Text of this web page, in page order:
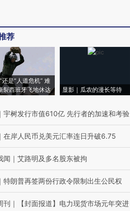
荐
还是“人道危机” 难
裂西班牙飞地休达
显影｜瓜农的漫长等待
｜ 宇树发行市值610亿 先行者的加速和考验
｜ 在岸人民币兑美元汇率连日升破6.75
闻 ｜ 艾路明及多名股东被拘
｜ 特朗普再签两份行政令限制出生公民权
刊 ｜ 【封面报道】电力现货市场元年突进